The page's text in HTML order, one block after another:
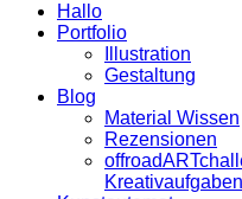
Hallo
Portfolio
Illustration
Gestaltung
Blog
Material Wissen
Rezensionen
Kreativaufgaben